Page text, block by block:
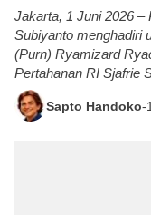
Jakarta, 1 Juni 2026 –
Subiyanto menghadiri
(Purn) Ryamizard
Pertahanan RI Sjafrie
Sapto Handoko-